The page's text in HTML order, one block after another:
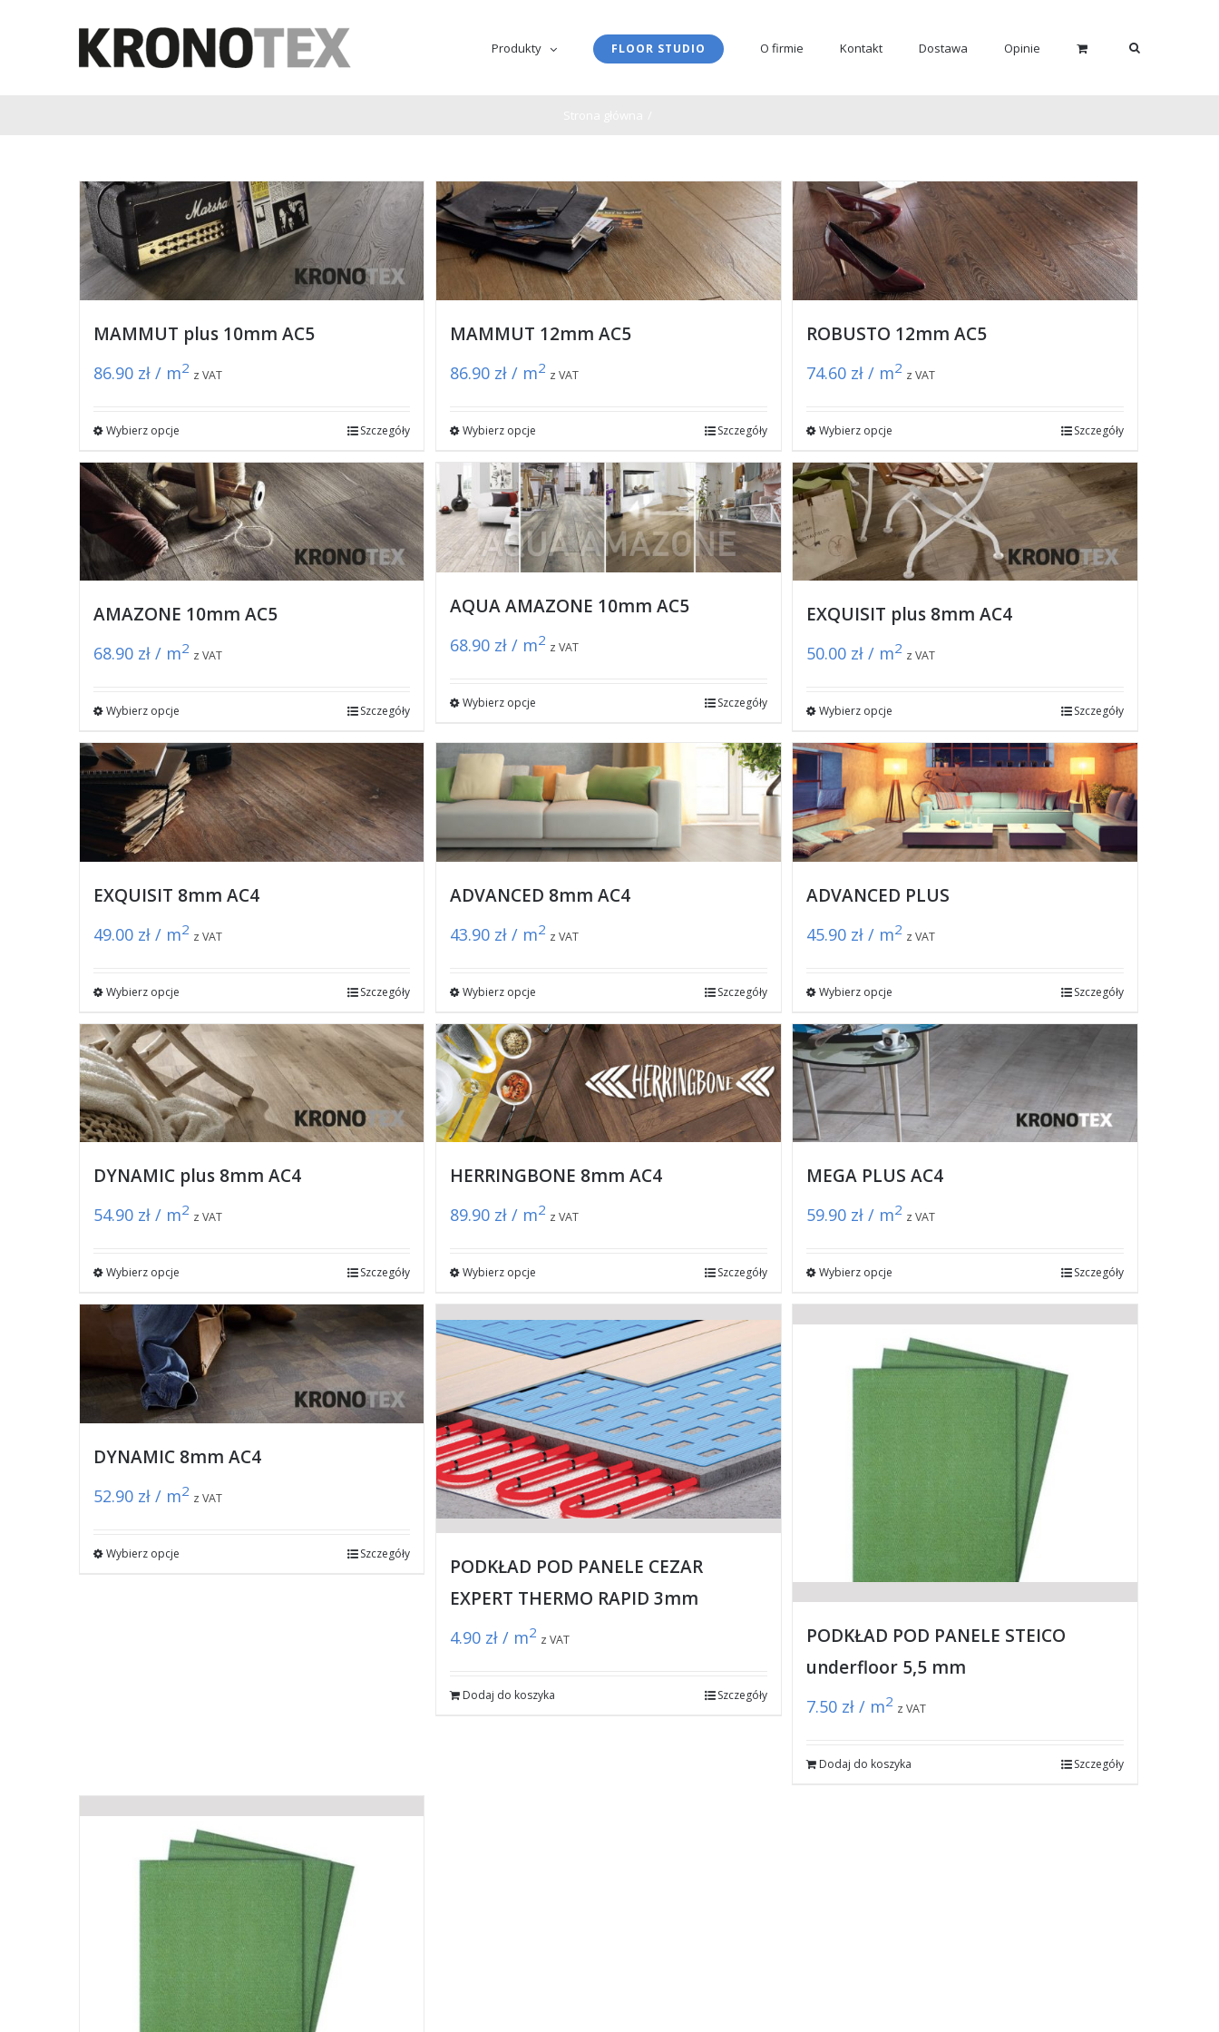
Produkty FLOOR STUDIO O firmie Kontakt Dostawa Opinie
MAMMUT plus 10mm AC5
86.90 zł / m2 z VAT
Wybierz opcje Szczegóły
MAMMUT 12mm AC5
86.90 zł / m2 z VAT
Wybierz opcje Szczegóły
ROBUSTO 12mm AC5
74.60 zł / m2 z VAT
Wybierz opcje Szczegóły
AMAZONE 10mm AC5
68.90 zł / m2 z VAT
Wybierz opcje Szczegóły
AQUA AMAZONE 10mm AC5
68.90 zł / m2 z VAT
Wybierz opcje Szczegóły
EXQUISIT plus 8mm AC4
50.00 zł / m2 z VAT
Wybierz opcje Szczegóły
EXQUISIT 8mm AC4
49.00 zł / m2 z VAT
Wybierz opcje Szczegóły
ADVANCED 8mm AC4
43.90 zł / m2 z VAT
Wybierz opcje Szczegóły
ADVANCED PLUS
45.90 zł / m2 z VAT
Wybierz opcje Szczegóły
DYNAMIC plus 8mm AC4
54.90 zł / m2 z VAT
Wybierz opcje Szczegóły
HERRINGBONE 8mm AC4
89.90 zł / m2 z VAT
Wybierz opcje Szczegóły
MEGA PLUS AC4
59.90 zł / m2 z VAT
Wybierz opcje Szczegóły
DYNAMIC 8mm AC4
52.90 zł / m2 z VAT
Wybierz opcje Szczegóły
PODKŁAD POD PANELE CEZAR
EXPERT THERMO RAPID 3mm
4.90 zł / m2 z VAT
Dodaj do koszyka Szczegóły
PODKŁAD POD PANELE STEICO
underfloor 5,5 mm
7.50 zł / m2 z VAT
Dodaj do koszyka Szczegóły